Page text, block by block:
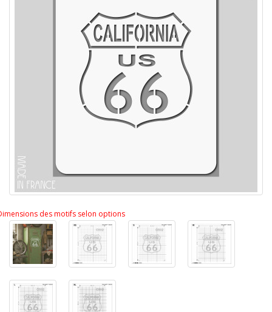
des motifs selon options